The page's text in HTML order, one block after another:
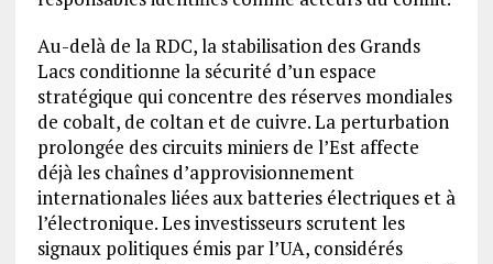
Au-delà de la RDC, la stabilisation des Grands
Lacs conditionne la sécurité d’un espace
stratégique qui concentre des réserves mondiales
de cobalt, de coltan et de cuivre. La perturbation
prolongée des circuits miniers de l’Est affecte
déjà les chaînes d’approvisionnement
internationales liées aux batteries électriques et à
l’électronique. Les investisseurs scrutent les
signaux politiques émis par l’UA, considérés